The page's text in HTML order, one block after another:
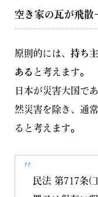
空き家の瓦が飛
原則的には、 持ち
ある と考えます。
日本が災害大国で
然災害を除き、通
ると考えます。
民法 第717条(